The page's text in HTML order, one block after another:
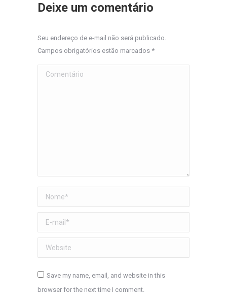
Deixe um comentário
Seu endereço de e-mail não será publicado.
Campos obrigatórios estão marcados *
Comentário
Nome *
E-mail *
Website
Save my name, email, and website in this
browser for the next time I comment.